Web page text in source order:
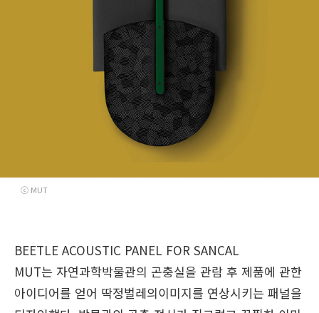
ⓒ MUT
BEETLE ACOUSTIC PANEL FOR SANCAL
MUT는 자연과학박물관의 곤충실을 관람 후 제품에 관한
아이디어를 얻어 딱정벌레의이미지를 연상시키는 패널을